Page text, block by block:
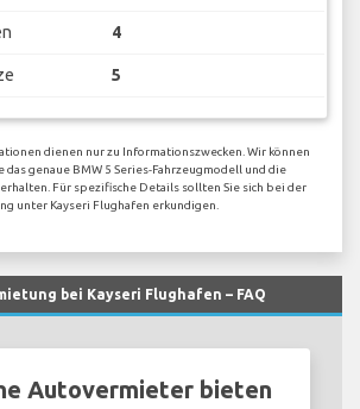
4
5
dienen nur zu Informationszwecken. Wir können
das genaue BMW 5 Series-Fahrzeugmodell und die
Für spezifische Details sollten Sie sich bei der
unter Kayseri Flughafen erkundigen.
bei Kayseri Flughafen – FAQ
Autovermieter bieten